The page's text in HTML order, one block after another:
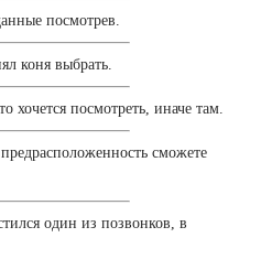
посмотрев.
коня выбрать.
хочется посмотреть, иначе там.
сможете
один из позвонков, в